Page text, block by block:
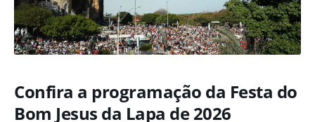
Confira a programação da Festa do
Bom Jesus da Lapa de 2026